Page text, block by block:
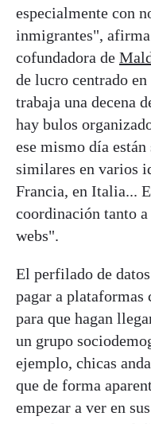
especialmente con
inmigrantes",
cofundadora de
de lucro centrado
trabaja una decena
hay bulos
ese mismo día
similares en varios
Francia, en Italia...
coordinación tanto
webs".
El perfilado de
pagar a plataformas
para que hagan
un grupo
ejemplo, chicas
que de forma
empezar a ver en